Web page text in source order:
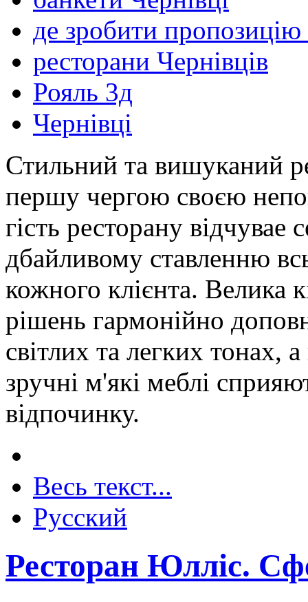
де зробити пропозицію
ресторани Чернівців
Рояль 3д
Чернівці
Стильний та вишуканий
першу чергою своєю
гість ресторану відчувае
дбайливому ставленню
кожного клієнта. Велика
рішень гармонійно
світлих та легких тонах,
зручні м'які меблі
відпочинку.
Весь текст...
Русский
Ресторан Юлліс.